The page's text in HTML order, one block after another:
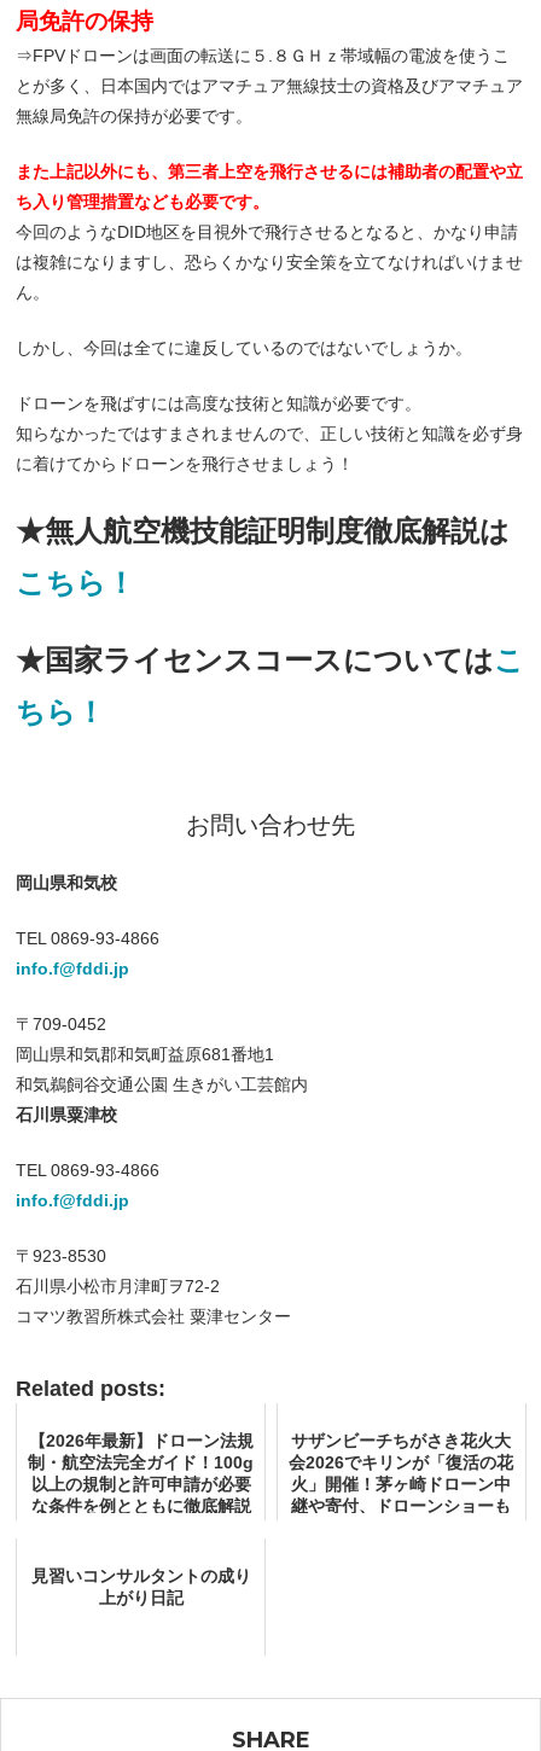
局免許の保持
⇒FPVドローンは画面の転送に５.８ＧＨｚ帯域幅の電波を使うこ
とが多く、日本国内ではアマチュア無線技士の資格及びアマチュア
無線局免許の保持が必要です。
また上記以外にも、第三者上空を飛行させるには補助者の配置や立
ち入り管理措置なども必要です。
今回のようなDID地区を目視外で飛行させるとなると、かなり申請
は複雑になりますし、恐らくかなり安全策を立てなければいけませ
ん。
しかし、今回は全てに違反しているのではないでしょうか。
ドローンを飛ばすには高度な技術と知識が必要です。
知らなかったではすまされませんので、正しい技術と知識を必ず身
に着けてからドローンを飛行させましょう！
★無人航空機技能証明制度徹底解説は
こちら！
★国家ライセンスコースについてはこ
ちら！
お問い合わせ先
岡山県和気校
TEL 0869-93-4866
info.f@fddi.jp
〒709-0452
岡山県和気郡和気町益原681番地1
和気鵜飼谷交通公園 生きがい工芸館内
石川県粟津校
TEL 0869-93-4866
info.f@fddi.jp
〒923-8530
石川県小松市月津町ヲ72-2
コマツ教習所株式会社 粟津センター
Related posts:
【2026年最新】ドローン法規
制・航空法完全ガイド！100g
以上の規制と許可申請が必要
な条件を例とともに徹底解説
サザンビーチちがさき花火大
会2026でキリンが「復活の花
火」開催！茅ヶ崎ドローン中
継や寄付、ドローンショーも
見習いコンサルタントの成り
上がり日記
SHARE